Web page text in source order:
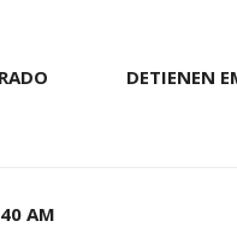
DETIENEN
AM